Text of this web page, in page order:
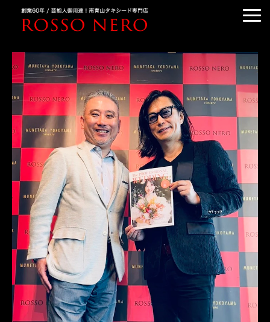
TUXEDO RENTAL
TUXEDO RANKING
KIMONO DRESS
CUSTOMER'S VOICE
COLUMN &BLOG
ABOUT US
ACCESS